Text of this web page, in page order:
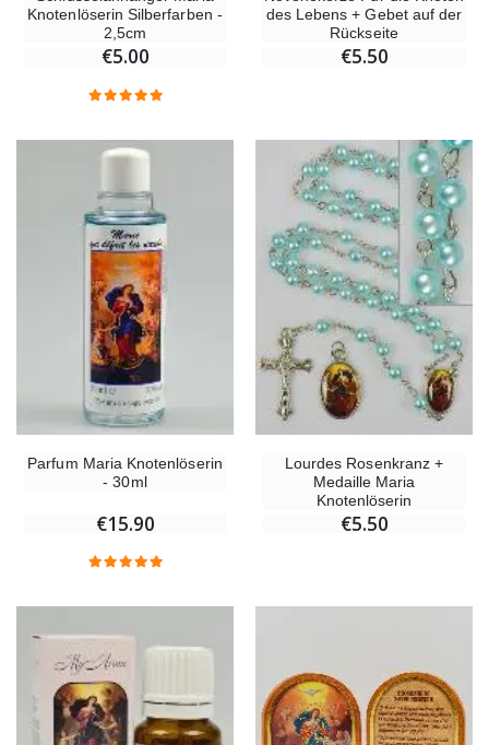
Knotenlöserin Silberfarben -
2,5cm
€5.00
des Lebens + Gebet auf der
Rückseite
€5.50
Parfum Maria Knotenlöserin
- 30ml
€15.90
Lourdes Rosenkranz +
Medaille Maria
Knotenlöserin
€5.50